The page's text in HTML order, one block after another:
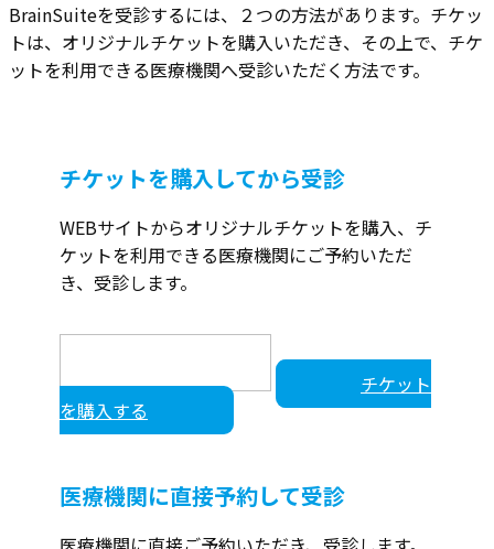
BrainSuiteを受診するには、２つの方法があります。チケッ
トは、オリジナルチケットを購入いただき、その上で、チケ
ットを利用できる医療機関へ受診いただく方法です。
チケットを購入してから受診
WEBサイトからオリジナルチケットを購入、チ
ケットを利用できる医療機関にご予約いただ
き、受診します。
チケット
を購入する
医療機関に直接予約して受診